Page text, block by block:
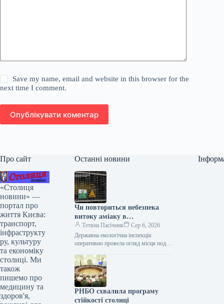
Save my name, email and website in this browser for the
next time I comment.
Опублікувати коментар
Про сайт
«Столиця
новини» —
портал про
життя Києва:
транспорт,
інфраструкту
ру, культуру
та економіку
столиці. Ми
також
пишемо про
медицину та
здоров'я,
Останні новини
Чи повториться небезпека
витоку аміаку в
Голосіївському районі Києва,
стало відомо.
Тетяна Пасічник
Сер 6, 2026
Державна екологічна інспекція
оперативно провела огляд місця події
Києва оперативно локалізований,
повторної загрози немає. Про…
РНБО схвалила програму
стійкості столиці